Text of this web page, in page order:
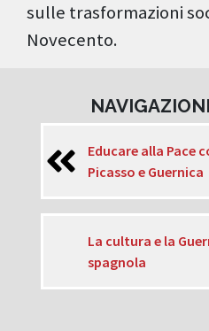
sulle trasformazioni
Novecento.
Educare alla Pace
Picasso e Guernica
La cultura e la
spagnola